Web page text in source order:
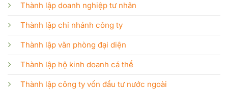
Thành lập doanh nghiệp tư nhân
Thành lập chi nhánh công ty
Thành lập văn phòng đại diện
Thành lập hộ kinh doanh cá thể
Thành lập công ty vốn đầu tư nước ngoài